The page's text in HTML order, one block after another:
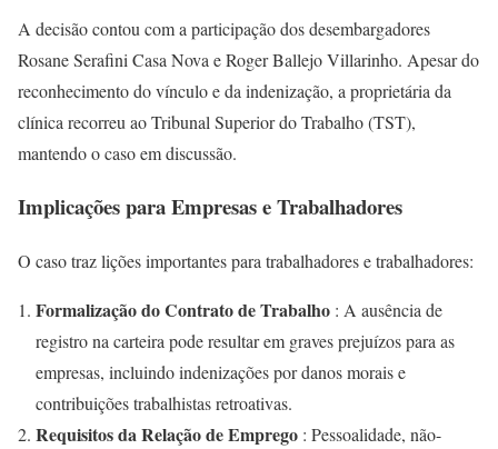
A decisão contou com a participação dos desembargadores
Rosane Serafini Casa Nova e Roger Ballejo Villarinho. Apesar do
reconhecimento do vínculo e da indenização, a proprietária da
clínica recorreu ao Tribunal Superior do Trabalho (TST),
mantendo o caso em discussão.
Implicações para Empresas e Trabalhadores
O caso traz lições importantes para trabalhadores e trabalhadores:
Formalização do Contrato de Trabalho : A ausência de
registro na carteira pode resultar em graves prejuízos para as
empresas, incluindo indenizações por danos morais e
contribuições trabalhistas retroativas.
Requisitos da Relação de Emprego : Pessoalidade, não-